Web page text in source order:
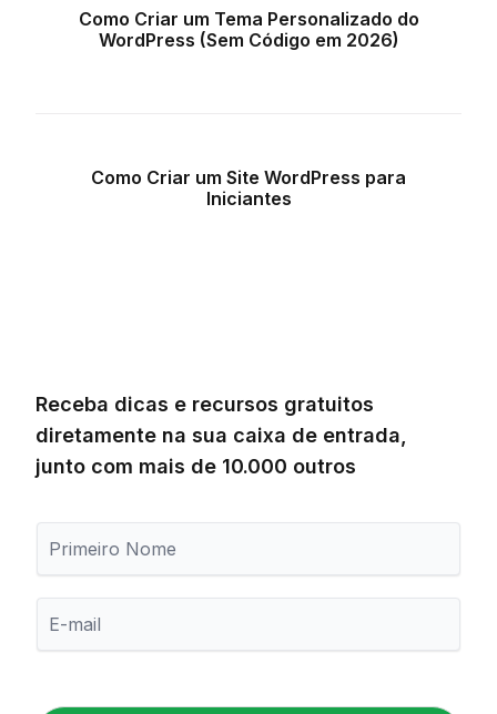
Como Criar um Tema Personalizado do
WordPress (Sem Código em 2026)
Como Criar um Site WordPress para
Iniciantes
Receba dicas e recursos gratuitos
diretamente na sua caixa de entrada,
junto com mais de 10.000 outros
i
m
m